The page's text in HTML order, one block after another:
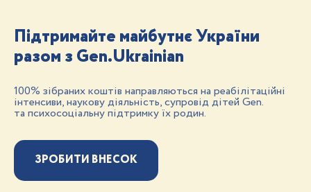
Підтримайте майбутнє України
разом з Gen.Ukrainian
100% зібраних коштів направляються на реабілітаційні
інтенсиви, наукову діяльність, супровід дітей Gen.
та психосоціальну підтримку їх родин.
ЗРОБИТИ ВНЕСОК